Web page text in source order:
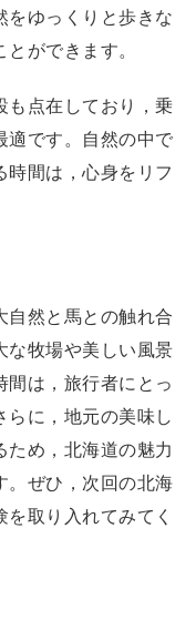
をゆっくりと歩きな
ができます。
も点在しており，乗
適です。自然の中で
間は，心身をリフ
自然と馬との触れ合
な牧場や美しい風景
は，旅行者にとっ
に，地元の美味し
め，北海道の魅力
。ぜひ，次回の北海
取り入れてみてく